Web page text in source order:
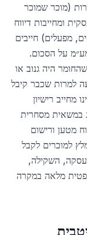
(מוכר שמוכר
ומחייבות דיווח
מפעלים) חייבים
על הסכום.
היה גנוב או
למרות שכבר קיבל
מחייב רישיון
אך העברת כמויות מעל 300 ק״ג במשאית מסחרית
מטען ורישום
למוכרים לקבל
השקילה,
מלאה במקרה